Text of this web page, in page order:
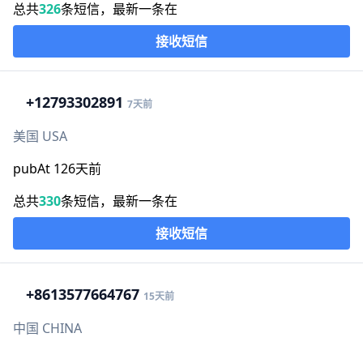
总共326条短信，最新一条在
接收短信
+12793302891 7天前
美国 USA
pubAt 126天前
总共330条短信，最新一条在
接收短信
+8613577664767 15天前
中国 CHINA